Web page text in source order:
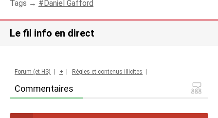
Tags → Daniel Gafford
Le fil info en direct
Commentaires
Forum (et HS) + Règles et contenus illicites